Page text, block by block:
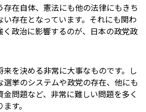
存在自体、憲法にも他の法律にもきち
存在となっています。それにも関わ
く政治に影響するのが、日本の政党政
を決める非常に大事なものです。し
選挙のシステムや政党の存在、他にも
問題など、非常に難しい問題を多く
す。